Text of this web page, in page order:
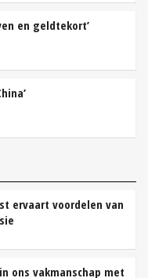
en geldtekort’
ervaart voordelen van
ons vakmanschap met